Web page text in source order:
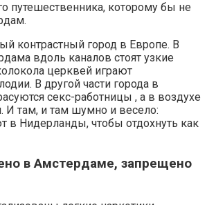
путешественника, которому бы не
контрастный город в Европе. В
вдоль каналов стоят узкие
церквей играют
В другой части города в
секс-работницы , а в воздухе
И там, и там шумно и весело:
в Нидерланды, чтобы отдохнуть как
в Амстердаме, запрещено